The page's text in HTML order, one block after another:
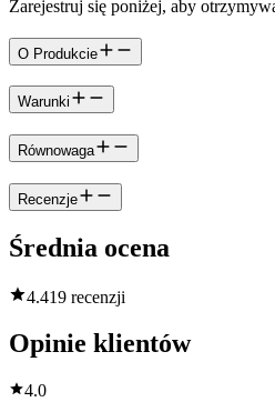
Zarejestruj się poniżej, aby
O Produkcie
Warunki
Równowaga
Recenzje
Średnia ocena
4.419 recenzji
Opinie klientów
4.0